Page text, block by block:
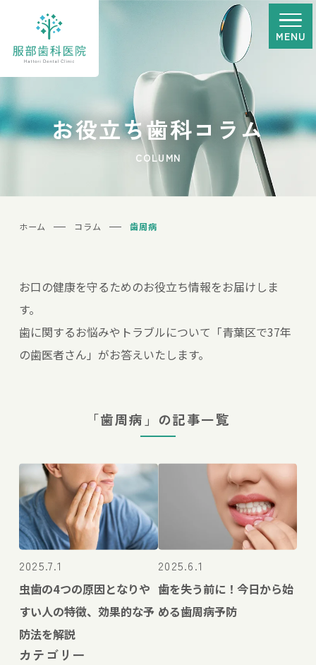
お役立ち歯科コラム
COLUMN
MENU
ホーム コラム 歯周病
お口の健康を守るためのお役立ち情報をお届けしま
す。
歯に関するお悩みやトラブルについて「青葉区で37年
の歯医者さん」がお答えいたします。
「歯周病」の記事一覧
2025.7.1
虫歯の4つの原因となりや
すい人の特徴、効果的な予
防法を解説
2025.6.1
歯を失う前に！今日から始
める歯周病予防
カテゴリー